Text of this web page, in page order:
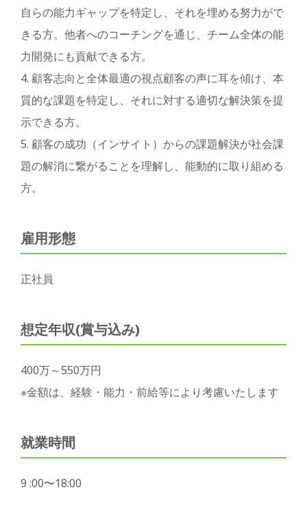
自らの能力ギャップを特定し、それを埋める努力がで
きる方。他者へのコーチングを通じ、チーム全体の能
力開発にも貢献できる方。
4. 顧客志向と全体最適の視点顧客の声に耳を傾け、本
質的な課題を特定し、それに対する適切な解決策を提
示できる方。
5. 顧客の成功（インサイト）からの課題解決が社会課
題の解消に繋がることを理解し、能動的に取り組める
方。
雇用形態
正社員
想定年収(賞与込み)
400万～550万円
※金額は、経験・能力・前給等により考慮いたします
就業時間
9 :00〜18:00